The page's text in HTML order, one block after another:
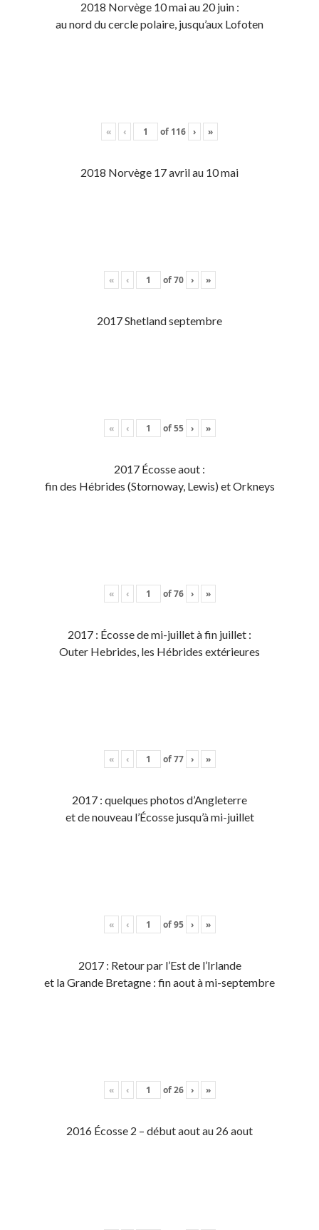
2018 Norvège 10 mai au 20 juin :
au nord du cercle polaire, jusqu’aux Lofoten
« ‹ of 116 › »
2018 Norvège 17 avril au 10 mai
« ‹ of70 › »
2017 Shetland septembre
« ‹ of55 › »
2017 Écosse aout :
fin des Hébrides (Stornoway, Lewis) et Orkneys
« ‹ of76 › »
2017 : Écosse de mi-juillet à fin juillet :
Outer Hebrides, les Hébrides extérieures
« ‹ of77 › »
2017 : quelques photos d’Angleterre
et de nouveau l’Écosse jusqu’à mi-juillet
« ‹ of95 › »
2017 : Retour par l’Est de l’Irlande
et la Grande Bretagne : fin aout à mi-septembre
« ‹ of26 › »
2016 Écosse 2 – début aout au 26 aout